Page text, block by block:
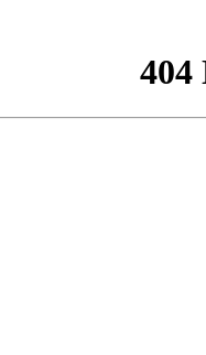
404